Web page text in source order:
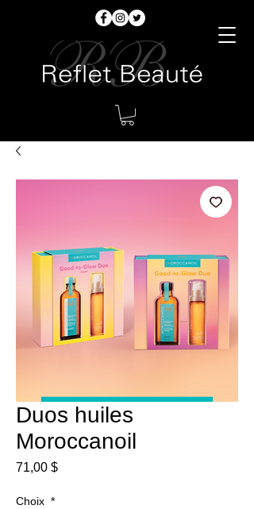
Duos huiles
Moroccanoil
71,00 $Prix
Choix *